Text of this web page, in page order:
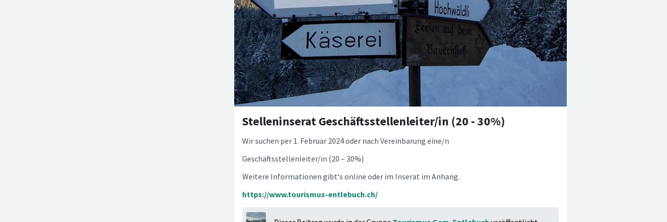
Stelleninserat Geschäftsstellenleiter/in (20 - 30%)
Wir suchen per 1. Februar 2024 oder nach Vereinbarung eine/n
Geschäftsstellenleiter/in (20 – 30%)
Weitere Informationen gibt‘s online oder im Inserat im Anhang.
https://www.tourismus-entlebuch.ch/